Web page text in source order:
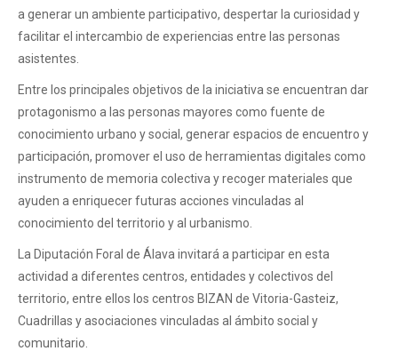
a generar un ambiente participativo, despertar la curiosidad y
facilitar el intercambio de experiencias entre las personas
asistentes.
Entre los principales objetivos de la iniciativa se encuentran dar
protagonismo a las personas mayores como fuente de
conocimiento urbano y social, generar espacios de encuentro y
participación, promover el uso de herramientas digitales como
instrumento de memoria colectiva y recoger materiales que
ayuden a enriquecer futuras acciones vinculadas al
conocimiento del territorio y al urbanismo.
La Diputación Foral de Álava invitará a participar en esta
actividad a diferentes centros, entidades y colectivos del
territorio, entre ellos los centros BIZAN de Vitoria-Gasteiz,
Cuadrillas y asociaciones vinculadas al ámbito social y
comunitario.